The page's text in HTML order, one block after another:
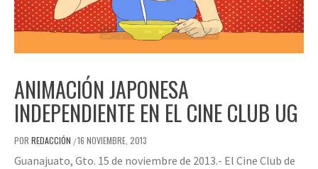
ANIMACIÓN JAPONESA
INDEPENDIENTE EN EL CINE CLUB UG
POR REDACCIÓN /16 NOVIEMBRE, 2013
Guanajuato, Gto. 15 de noviembre de 2013.- El Cine Club de